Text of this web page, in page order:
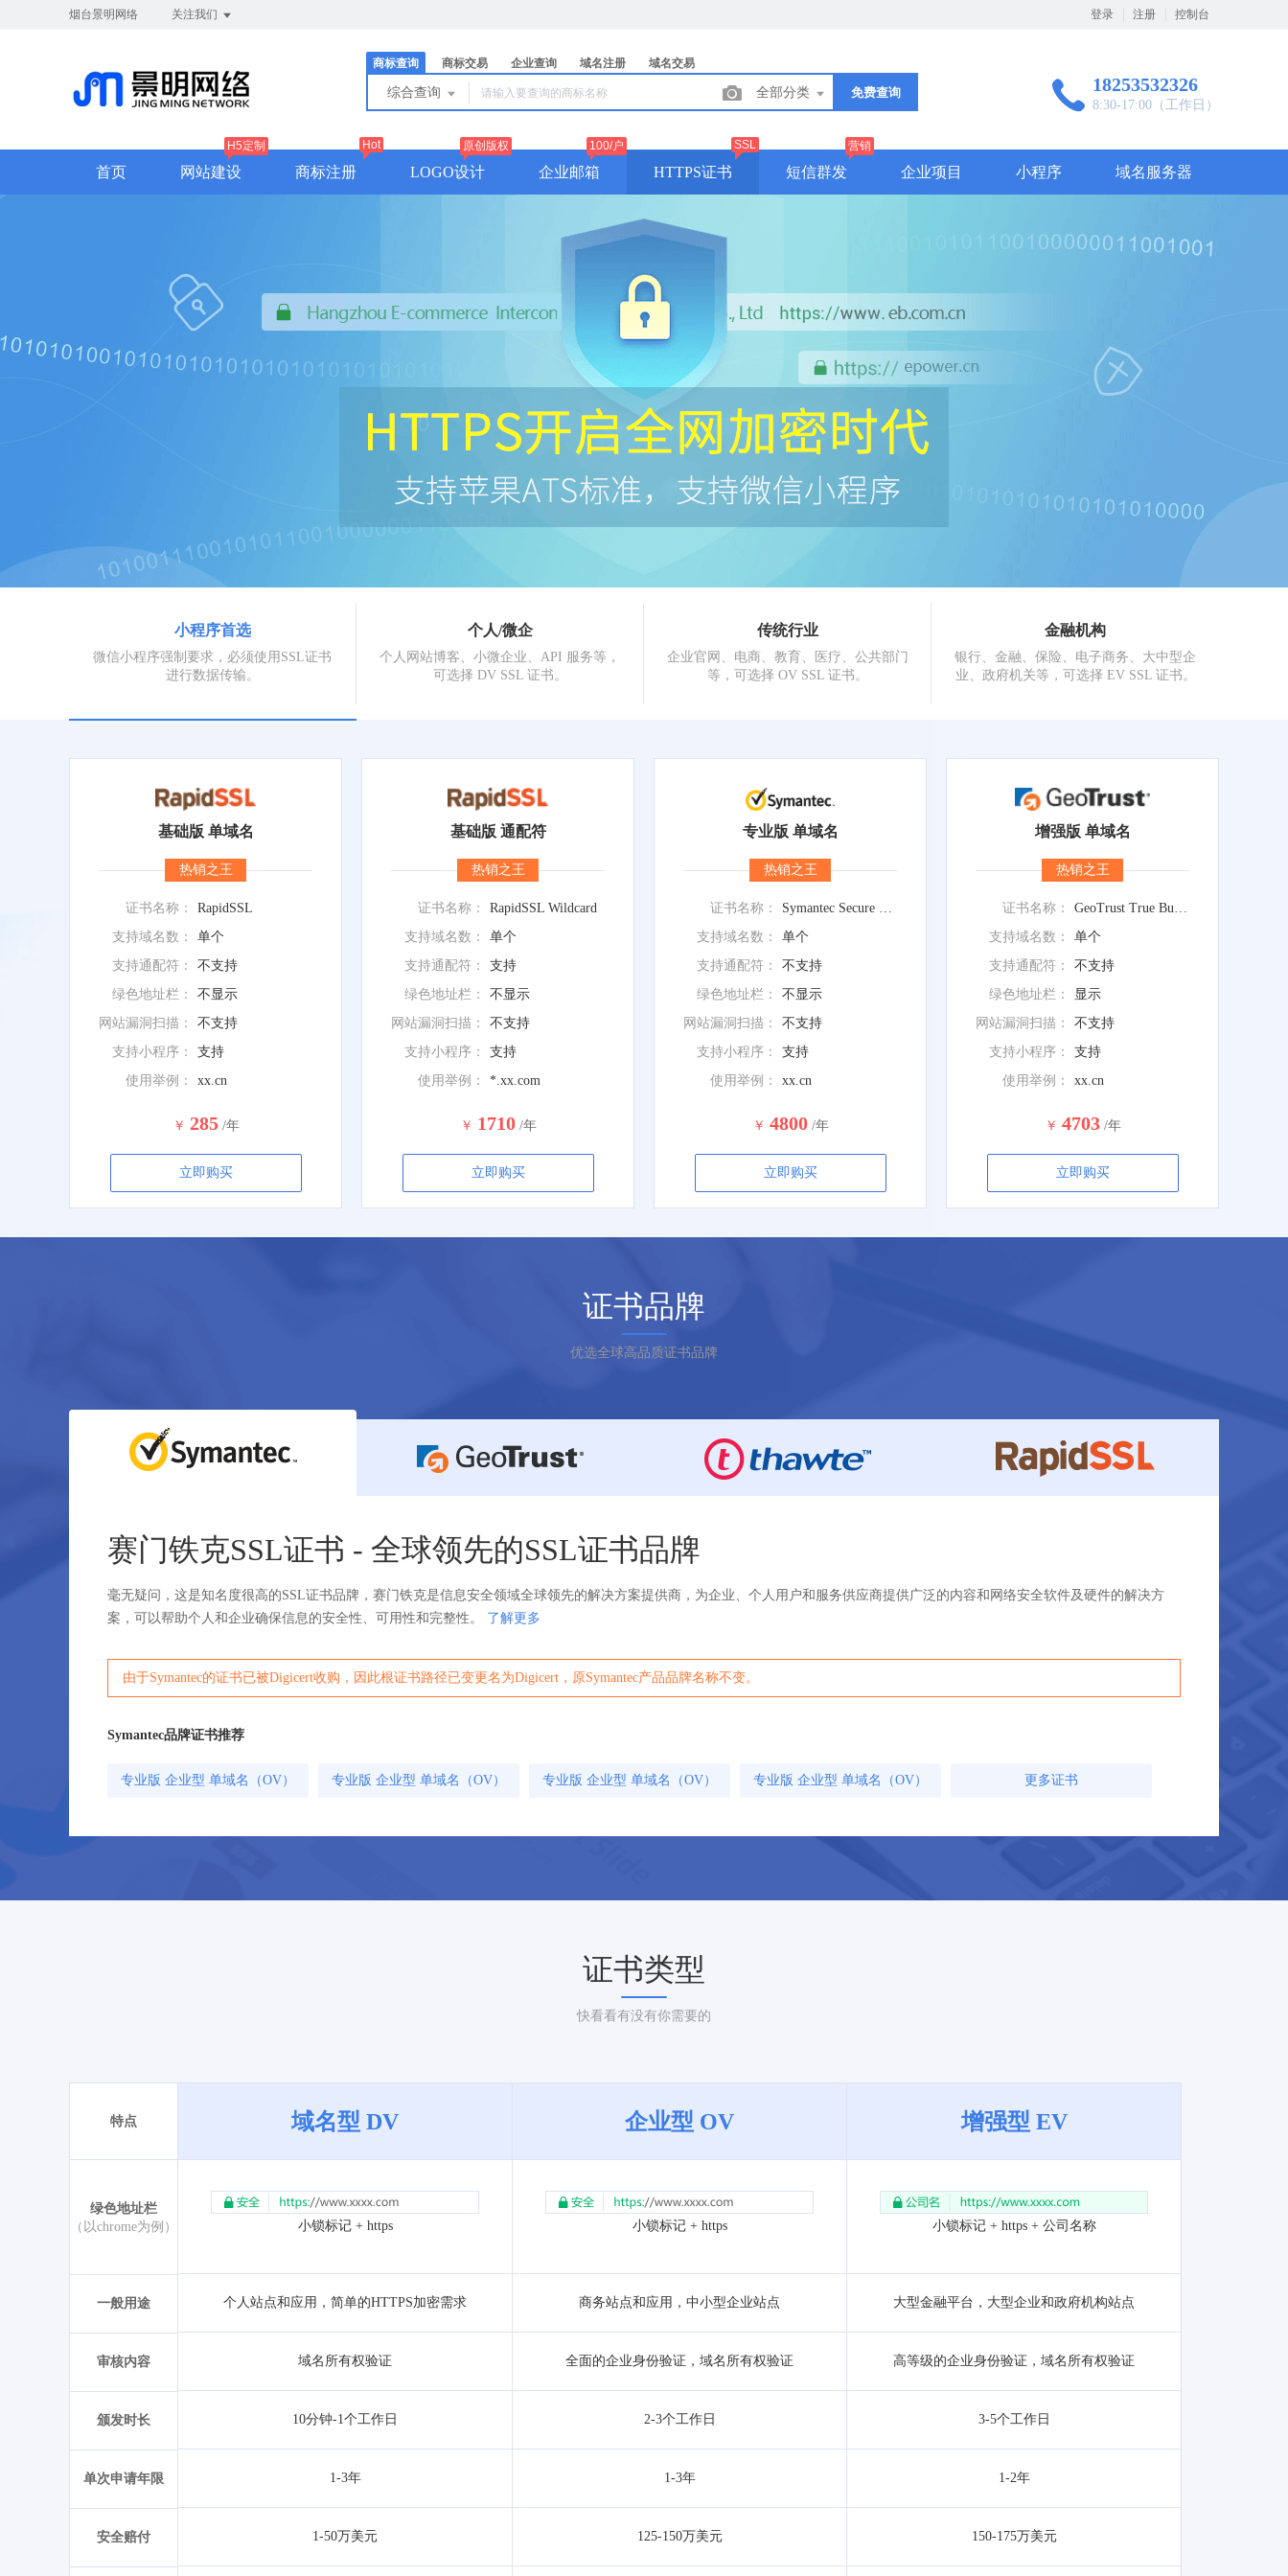
烟台景明网络 关注我们 登录 注册 控制台
商标查询 商标交易 企业查询 域名注册 域名交易
综合查询 全部分类 免费查询 18253532326
8:30-17:00（工作日）
首页 网站建设
H5定制
商标注册
Hot
LOGO设计
原创版权
企业邮箱
100/户
HTTPS证书
SSL
短信群发
营销
企业项目 小程序 域名服务器
小程序首选
微信小程序强制要求，必须使用SSL证书
进行数据传输。
个人/微企
个人网站博客、小微企业、API 服务等，
可选择 DV SSL 证书。
传统行业
企业官网、电商、教育、医疗、公共部门
等，可选择 OV SSL 证书。
金融机构
银行、金融、保险、电子商务、大中型企
业、政府机关等，可选择 EV SSL 证书。
基础版 单域名
热销之王
证书名称：
RapidSSL
支持域名数：
单个
支持通配符：
不支持
绿色地址栏：
不显示
网站漏洞扫描：
不支持
支持小程序：
支持
使用举例：
xx.cn
￥ 285 /年
立即购买
基础版 通配符
热销之王
证书名称：
RapidSSL Wildcard
支持域名数：
单个
支持通配符：
支持
绿色地址栏：
不显示
网站漏洞扫描：
不支持
支持小程序：
支持
使用举例：
*.xx.com
￥ 1710 /年
立即购买
专业版 单域名
热销之王
证书名称：
Symantec Secure Site
支持域名数：
单个
支持通配符：
不支持
绿色地址栏：
不显示
网站漏洞扫描：
不支持
支持小程序：
支持
使用举例：
xx.cn
￥ 4800 /年
立即购买
增强版 单域名
热销之王
证书名称：
GeoTrust True BusinessID with EV
支持域名数：
单个
支持通配符：
不支持
绿色地址栏：
显示
网站漏洞扫描：
不支持
支持小程序：
支持
使用举例：
xx.cn
￥ 4703 /年
立即购买
证书品牌
优选全球高品质证书品牌
赛门铁克SSL证书 - 全球领先的SSL证书品牌
毫无疑问，这是知名度很高的SSL证书品牌，赛门铁克是信息安全领域全球领先的解决方案提供商，为企业、个人用户和服务供应商提供广泛的内容和网络安全软件及硬件的解决方
案，可以帮助个人和企业确保信息的安全性、可用性和完整性。 了解更多
由于Symantec的证书已被Digicert收购，因此根证书路径已变更名为Digicert，原Symantec产品品牌名称不变。
Symantec品牌证书推荐
专业版 企业型 单域名（OV） 专业版 企业型 单域名（OV） 专业版 企业型 单域名（OV） 专业版 企业型 单域名（OV） 更多证书
证书类型
快看看有没有你需要的
特点
绿色地址栏
（以chrome为例）
一般用途
审核内容
颁发时长
单次申请年限
安全赔付
域名型 DV
小锁标记 + https
个人站点和应用，简单的HTTPS加密需求
域名所有权验证
10分钟-1个工作日
1-3年
1-50万美元
企业型 OV
小锁标记 + https
商务站点和应用，中小型企业站点
全面的企业身份验证，域名所有权验证
2-3个工作日
1-3年
125-150万美元
增强型 EV
小锁标记 + https + 公司名称
大型金融平台，大型企业和政府机构站点
高等级的企业身份验证，域名所有权验证
3-5个工作日
1-2年
150-175万美元